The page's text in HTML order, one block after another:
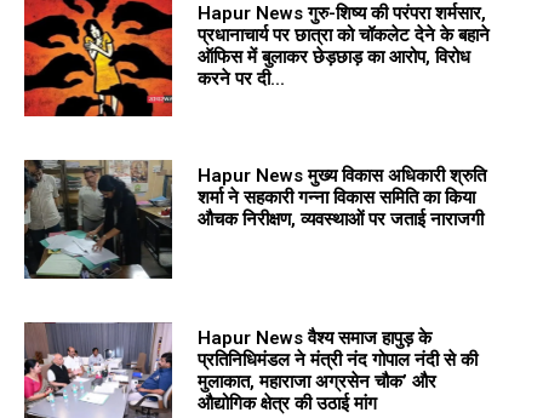
Hapur News गुरु-शिष्य की परंपरा शर्मसार,
प्रधानाचार्य पर छात्रा को चॉकलेट देने के बहाने
ऑफिस में बुलाकर छेड़छाड़ का आरोप, विरोध
करने पर दी...
Hapur News मुख्य विकास अधिकारी श्रुति
शर्मा ने सहकारी गन्ना विकास समिति का किया
औचक निरीक्षण, व्यवस्थाओं पर जताई नाराजगी
Hapur News वैश्य समाज हापुड़ के
प्रतिनिधिमंडल ने मंत्री नंद गोपाल नंदी से की
मुलाकात, महाराजा अग्रसेन चौक’ और
औद्योगिक क्षेत्र की उठाई मांग